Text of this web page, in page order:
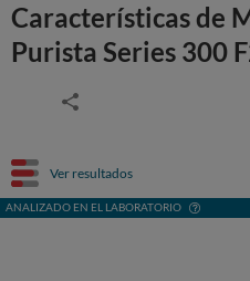
Características de
Purista Series 300
Ver resultados
ANALIZADO EN EL LABORATORIO